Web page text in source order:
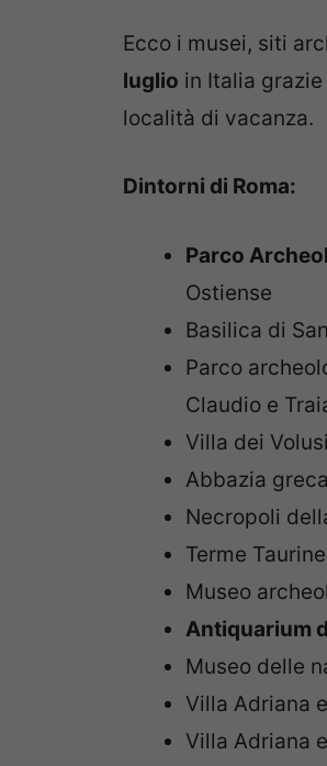
Ecco i musei, siti
luglio in Italia grazie
località di vacanza.
Dintorni di Roma:
Parco
Ostiense
Basilica di
Parco
Claudio e
Villa dei
Abbazia
Necropoli
Terme
Museo
Antiquarium
Museo delle
Villa Adriana
Villa Adriana